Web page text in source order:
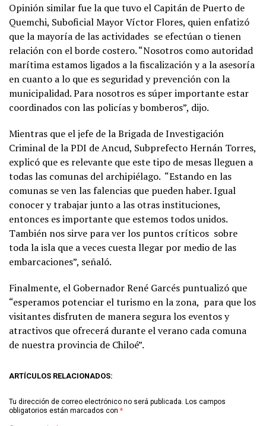
Opinión similar fue la que tuvo el Capitán de Puerto de
Quemchi, Suboficial Mayor Víctor Flores, quien enfatizó
que la mayoría de las actividades se efectúan o tienen
relación con el borde costero. “Nosotros como autoridad
marítima estamos ligados a la fiscalización y a la asesoría
en cuanto a lo que es seguridad y prevención con la
municipalidad. Para nosotros es súper importante estar
coordinados con las policías y bomberos”, dijo.
Mientras que el jefe de la Brigada de Investigación
Criminal de la PDI de Ancud, Subprefecto Hernán Torres,
explicó que es relevante que este tipo de mesas lleguen a
todas las comunas del archipiélago. “Estando en las
comunas se ven las falencias que pueden haber. Igual
conocer y trabajar junto a las otras instituciones,
entonces es importante que estemos todos unidos.
También nos sirve para ver los puntos críticos sobre
toda la isla que a veces cuesta llegar por medio de las
embarcaciones”, señaló.
Finalmente, el Gobernador René Garcés puntualizó que
“esperamos potenciar el turismo en la zona, para que los
visitantes disfruten de manera segura los eventos y
atractivos que ofrecerá durante el verano cada comuna
de nuestra provincia de Chiloé”.
ARTÍCULOS RELACIONADOS:
Tu dirección de correo electrónico no será publicada. Los campos
obligatorios están marcados con *